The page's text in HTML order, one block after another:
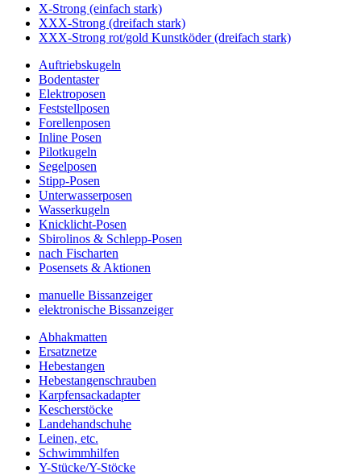
X-Strong (einfach stark)
XXX-Strong (dreifach stark)
XXX-Strong rot/gold Kunstköder (dreifach stark)
Auftriebskugeln
Bodentaster
Elektroposen
Feststellposen
Forellenposen
Inline Posen
Pilotkugeln
Segelposen
Stipp-Posen
Unterwasserposen
Wasserkugeln
Knicklicht-Posen
Sbirolinos & Schlepp-Posen
nach Fischarten
Posensets & Aktionen
manuelle Bissanzeiger
elektronische Bissanzeiger
Abhakmatten
Ersatznetze
Hebestangen
Hebestangenschrauben
Karpfensackadapter
Kescherstöcke
Landehandschuhe
Leinen, etc.
Schwimmhilfen
Y-Stücke/Y-Stöcke